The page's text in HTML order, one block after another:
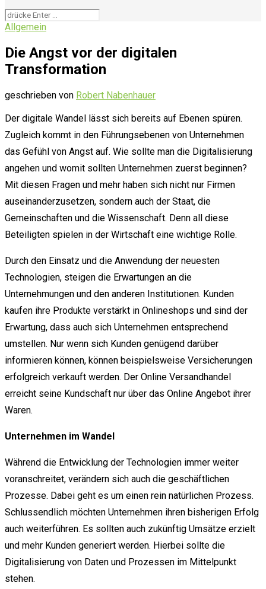
Allgemein
Die Angst vor der digitalen
Transformation
geschrieben von Robert Nabenhauer
Der digitale Wandel lässt sich bereits auf Ebenen spüren.
Zugleich kommt in den Führungsebenen von Unternehmen
das Gefühl von Angst auf. Wie sollte man die Digitalisierung
angehen und womit sollten Unternehmen zuerst beginnen?
Mit diesen Fragen und mehr haben sich nicht nur Firmen
auseinanderzusetzen, sondern auch der Staat, die
Gemeinschaften und die Wissenschaft. Denn all diese
Beteiligten spielen in der Wirtschaft eine wichtige Rolle.
Durch den Einsatz und die Anwendung der neuesten
Technologien, steigen die Erwartungen an die
Unternehmungen und den anderen Institutionen. Kunden
kaufen ihre Produkte verstärkt in Onlineshops und sind der
Erwartung, dass auch sich Unternehmen entsprechend
umstellen. Nur wenn sich Kunden genügend darüber
informieren können, können beispielsweise Versicherungen
erfolgreich verkauft werden. Der Online Versandhandel
erreicht seine Kundschaft nur über das Online Angebot ihrer
Waren.
Unternehmen im Wandel
Während die Entwicklung der Technologien immer weiter
voranschreitet, verändern sich auch die geschäftlichen
Prozesse. Dabei geht es um einen rein natürlichen Prozess.
Schlussendlich möchten Unternehmen ihren bisherigen Erfolg
auch weiterführen. Es sollten auch zukünftig Umsätze erzielt
und mehr Kunden generiert werden. Hierbei sollte die
Digitalisierung von Daten und Prozessen im Mittelpunkt
stehen.